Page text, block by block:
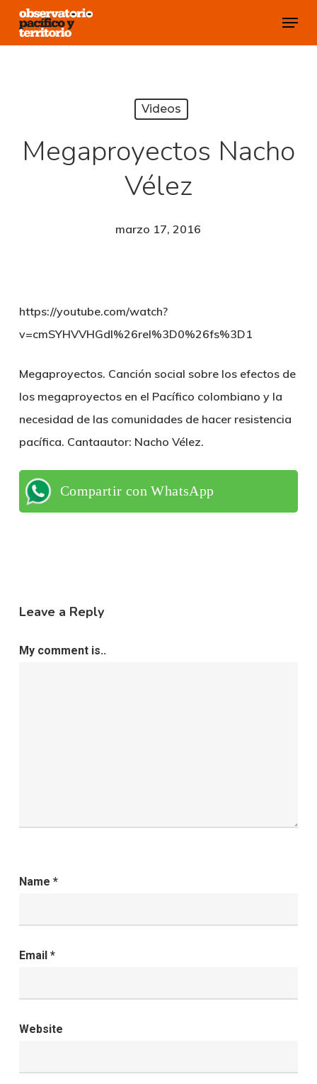
Skip
Menu
Videos
Megaproyectos Nacho
Vélez
marzo 17, 2016
https://youtube.com/watch?
v=cmSYHVVHGdI%26rel%3D0%26fs%3D1
Megaproyectos. Canción social sobre los efectos de
los megaproyectos en el Pacífico colombiano y la
necesidad de las comunidades de hacer resistencia
pacífica. Cantaautor: Nacho Vélez.
Compartir con WhatsApp
Leave a Reply
My comment is..
Name *
Email *
Website
Close